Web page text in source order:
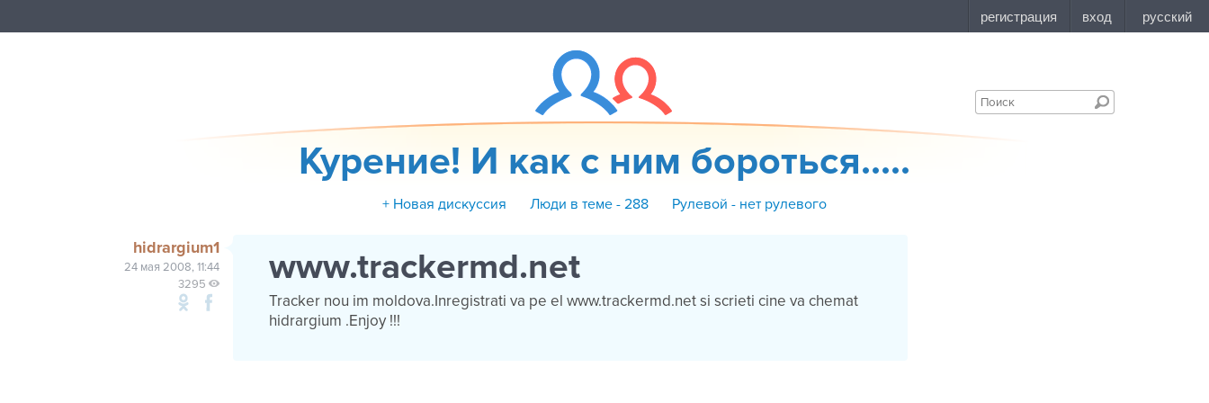
Курение! И как с ним бороться.....
+ Новая дискуссия Люди в теме - 288 Рулевой - нет рулевого
hidrargium1
24 мая 2008, 11:44
3295
www.trackermd.net
Tracker nou im moldova.Inregistrati va pe el www.trackermd.net si scrieti cine va chemat
hidrargium .Enjoy !!!